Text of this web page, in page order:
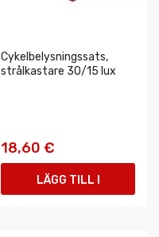
Cykelbelysningssats,
strålkastare 30/15 lux
18,60 €
LÄGG TILL I